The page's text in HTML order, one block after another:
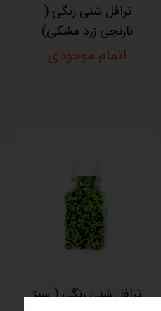
ترافل شنی رنگی (
نارنجی زرد مشکی)
اتمام موجودی
ترافل شنی رنگی ( سبز